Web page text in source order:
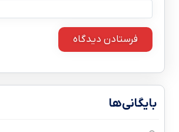
بایگانی‌ها